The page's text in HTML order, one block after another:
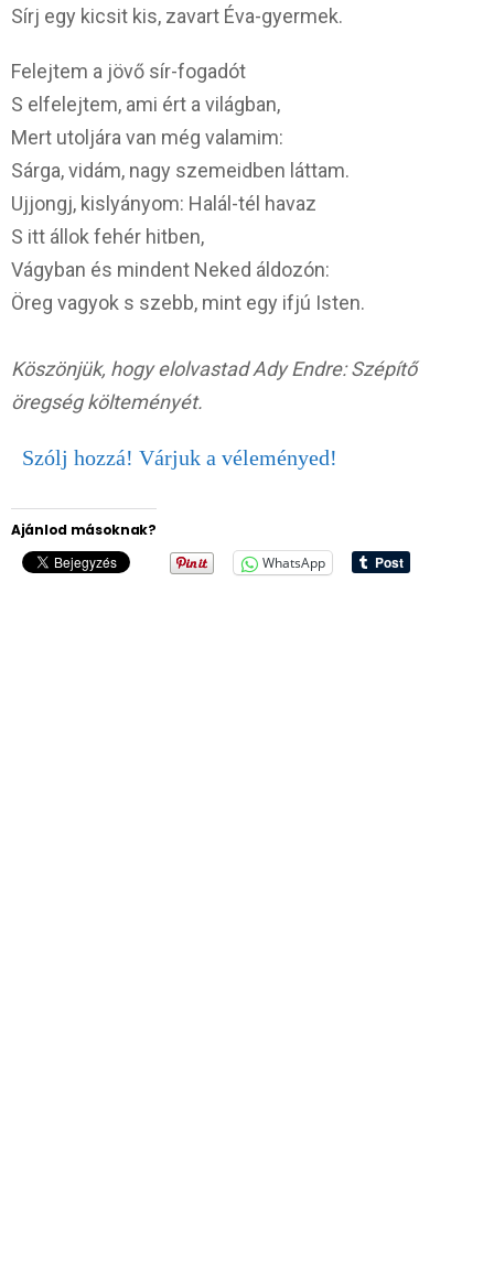
Sírj egy kicsit kis, zavart Éva-gyermek.
Felejtem a jövő sír-fogadót
S elfelejtem, ami ért a világban,
Mert utoljára van még valamim:
Sárga, vidám, nagy szemeidben láttam.
Ujjongj, kislyányom: Halál-tél havaz
S itt állok fehér hitben,
Vágyban és mindent Neked áldozón:
Öreg vagyok s szebb, mint egy ifjú Isten.
Köszönjük, hogy elolvastad Ady Endre: Szépítő
öregség költeményét.
Szólj hozzá! Várjuk a véleményed!
Ajánlod másoknak?
WhatsApp